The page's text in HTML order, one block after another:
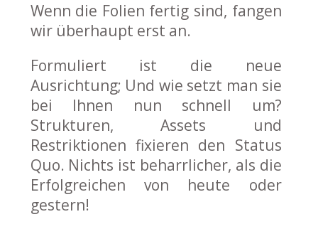
Wenn die Folien fertig sind, fangen
wir überhaupt erst an.
Formuliert ist die neue
Ausrichtung; Und wie setzt man sie
bei Ihnen nun schnell um?
Strukturen, Assets und
Restriktionen fixieren den Status
Quo. Nichts ist beharrlicher, als die
Erfolgreichen von heute oder
gestern!